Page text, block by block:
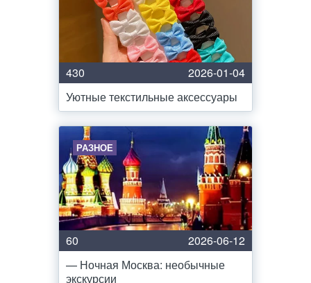
430
2026-01-04
Уютные текстильные аксессуары
РАЗНОЕ
60
2026-06-12
— Ночная Москва: необычные
экскурсии